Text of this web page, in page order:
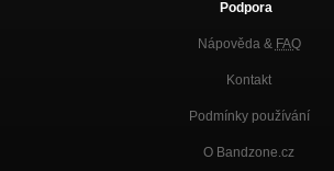
Podpora
Nápověda & FAQ
Kontakt
Podmínky používání
O Bandzone.cz